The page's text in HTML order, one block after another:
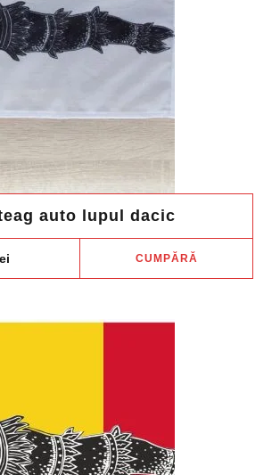
auto lupul dacic
CUMPĂRĂ